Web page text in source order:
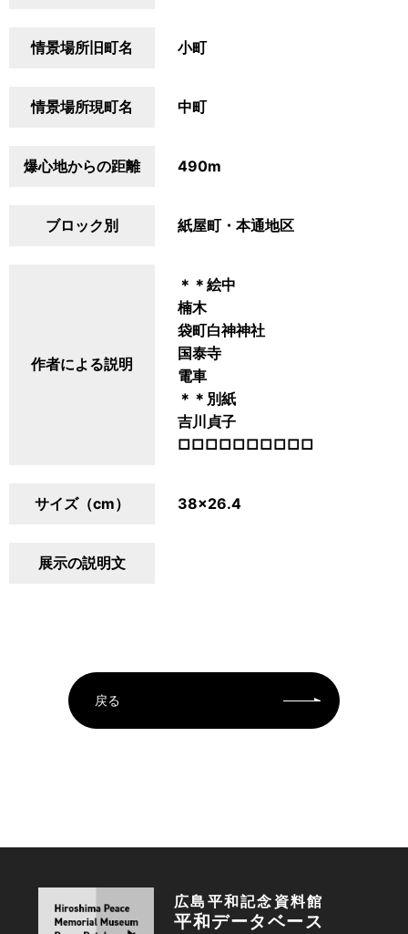
情景場所旧町名 小町
情景場所現町名 中町
爆心地からの距離 490m
ブロック別 紙屋町・本通地区
作者による説明
＊＊絵中
楠木
袋町白神神社
国泰寺
電車
＊＊別紙
吉川貞子
□□□□□□□□□□
サイズ（cm） 38×26.4
展示の説明文
戻る
広島平和記念資料館
平和データベース